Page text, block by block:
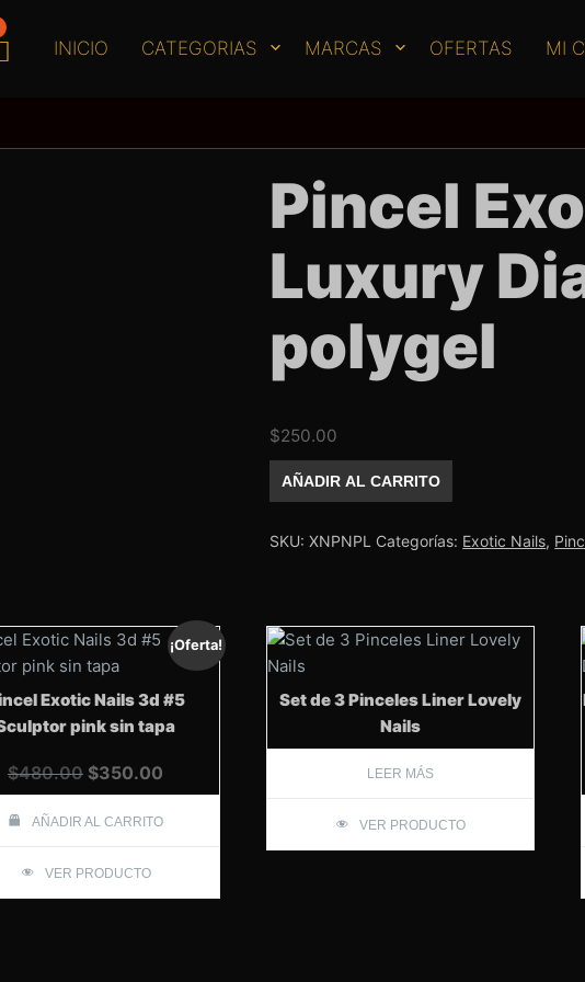
INICIO CATEGORIAS MARCAS OFERTAS MI
Pincel
Luxury
polygel
$250.00
Exotic
Nails
Diamond
AÑADIR AL CARRITO
SKU:XNPNPL Categorías: Exotic Nails,
¡Oferta!
Exotic Nails 3d #5
pink sin tapa
$480.00 El
precio
original
$480.00.
$350.00
precio
actual
AÑADIR AL CARRITO
VER PRODUCTO
Set de 3 Pinceles Liner Lovely
Nails
LEER MÁS
VER PRODUCTO